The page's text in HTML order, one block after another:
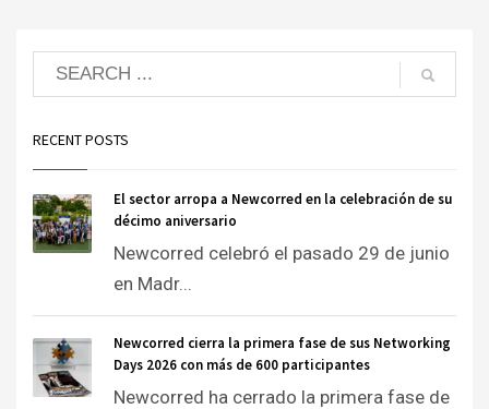
RECENT POSTS
El sector arropa a Newcorred en la celebración de su
décimo aniversario
Newcorred celebró el pasado 29 de junio
en Madr...
Newcorred cierra la primera fase de sus Networking
Days 2026 con más de 600 participantes
Newcorred ha cerrado la primera fase de